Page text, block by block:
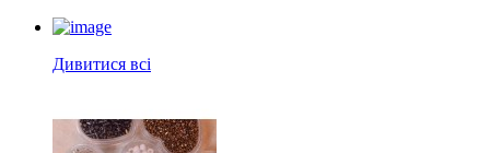
Дивитися всі